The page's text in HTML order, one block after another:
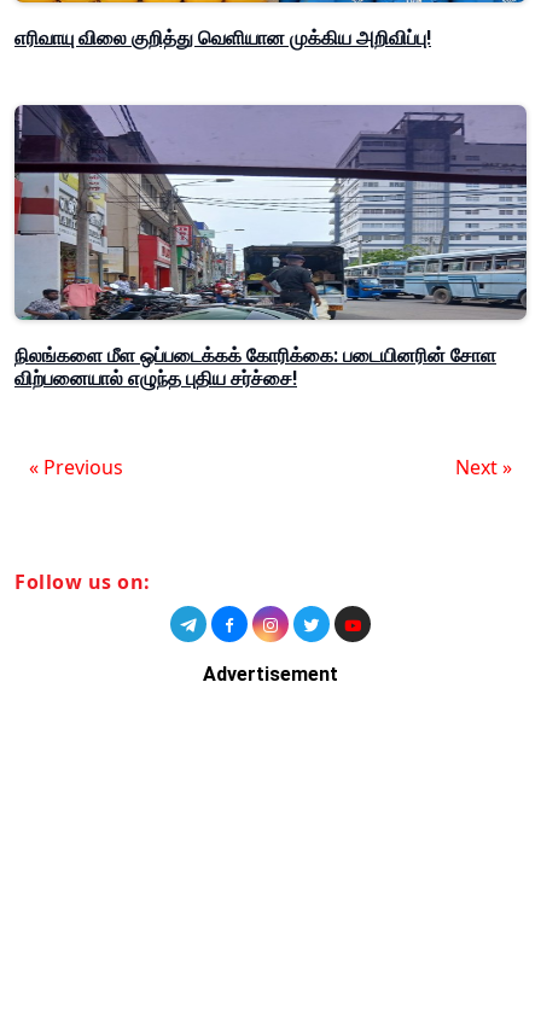
எரிவாயு விலை குறித்து வெளியான முக்கிய அறிவிப்பு!
நிலங்களை மீள ஒப்படைக்கக் கோரிக்கை: படையினரின் சோள
விற்பனையால் எழுந்த புதிய சர்ச்சை!
« Previous Next »
Follow us on:
Advertisement